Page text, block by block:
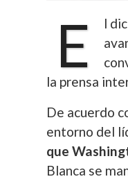
E l
la prensa
De acuerdo
entorno del
que
Blanca se